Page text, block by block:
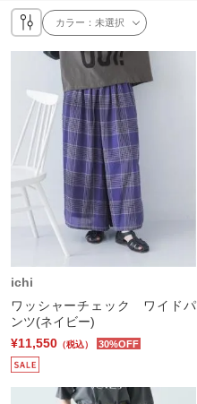
カラー：未選択
ichi
ワッシャーチェック ワイドパ
ンツ(ネイビー)
¥11,550 （税込） 30%OFF